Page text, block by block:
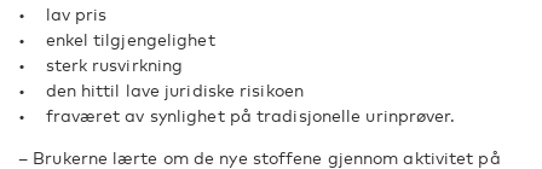
• lav pris
• enkel tilgjengelighet
• sterk rusvirkning
• den hittil lave juridiske risikoen
• fraværet av synlighet på tradisjonelle urinprøver.
– Brukerne lærte om de nye stoffene gjennom aktivitet på